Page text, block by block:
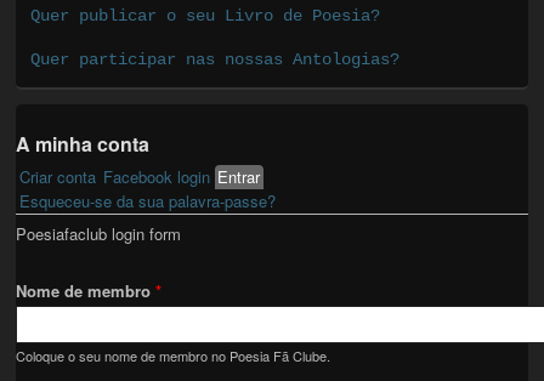
Quer publicar o seu Livro de Poesia?
Quer participar nas nossas Antologias?
A minha conta
Primary tabs
Criar conta Facebook login Entrar(active tab)
Esqueceu-se da sua palavra-passe?
Poesiafaclub login form
Nome de membro*
Coloque o seu nome de membro no Poesia Fã Clube.